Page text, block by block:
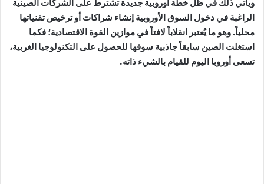
ويأتي ذلك في ظل خطة أوروبية جديدة تشترط على الشركات الصينية
الراغبة في دخول السوق الأوروبية إنشاء شراكات أو ترخيص تقنياتها
محلياً. وهو ما يُعتبر انقلاباً لافتاً في موازين القوة الاقتصادية؛ فكما
استغلت الصين سابقاً جاذبية سوقها للحصول على التكنولوجيا الغربية،
تسعى أوروبا اليوم للقيام بالشيء ذاته.